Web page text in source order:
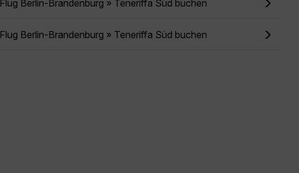
Flug Berlin-Brandenburg » Teneriffa Süd buchen
Flug Berlin-Brandenburg » Teneriffa Süd buchen